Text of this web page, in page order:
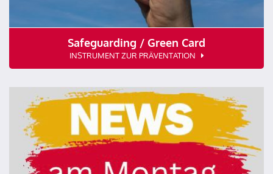
Safeguarding / Green Card
INSTRUMENT ZUR PRÄVENTATION